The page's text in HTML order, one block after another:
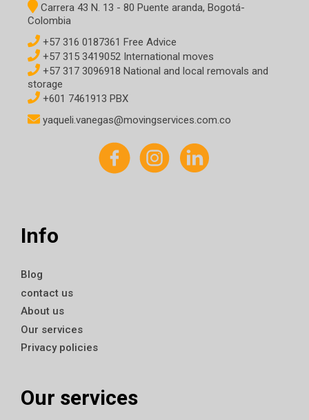
Carrera 43 N. 13 - 80 Puente aranda, Bogotá-
Colombia
+57 316 0187361 Free Advice
+57 315 3419052 International moves
+57 317 3096918 National and local removals and
storage
+601 7461913 PBX
yaqueli.vanegas@movingservices.com.co
Info
Blog
contact us
About us
Our services
Privacy policies
Our services